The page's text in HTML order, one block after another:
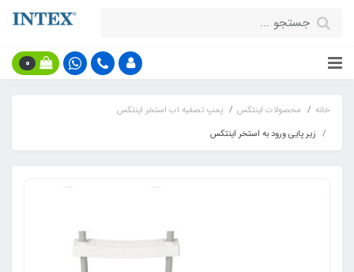
0
خانه محصولات اینتکس
پمپ تصفیه اب استخر اینتکس
زیر پایی ورود به استخر اینتکس